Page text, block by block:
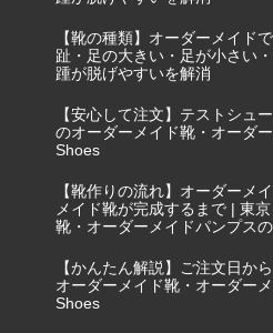
【靴の種類】オーダーメイド
趾・足の大きい・足が小さい
踵が脱げやすいを解消
【安心して注文】テストシュ
のオーダーメイド靴・オーダ
Shoes
【靴作りの流れ】オーダーメ
メイド靴が完成するまで | 東
靴・オーダーメイドパンプス
【かんたん解説】ご注文日か
オーダーメイド靴・オーダー
Shoes